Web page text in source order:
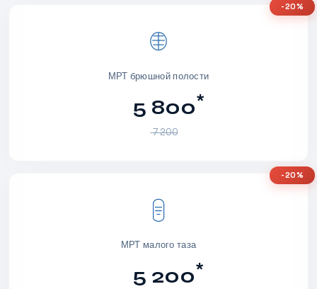
МРТ брюшной полости
5 800*
7 200
-20%
МРТ малого таза
5 200*
-20%